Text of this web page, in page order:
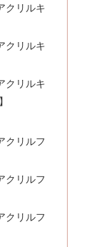
クリルキ
クリルキ
クリルキ
クリルフ
クリルフ
クリルフ